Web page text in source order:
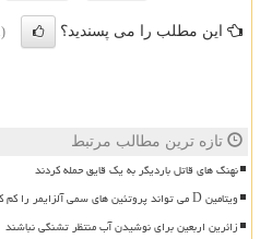
این مطلب را می پسندید؟ (1)
تازه ترین مطالب مرتبط
نهنگ های قاتل باردیگر به یک قایق حمله کردند
ویتامین D می تواند پروتئین های سمی آلزایمر را کم کند
زائرین اربعین برای نوشیدن آب منتظر تشنگی نباشند